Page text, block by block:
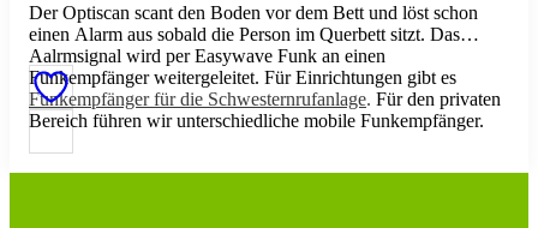
Der Optiscan scant den Boden vor dem Bett und löst schon
einen Alarm aus sobald die Person im Querbett sitzt. Das
Aalrmsignal wird per Easywave Funk an einen
Funkempfänger weitergeleitet. Für Einrichtungen gibt es
Funkempfänger für die Schwesternrufanlage. Für den privaten
Bereich führen wir unterschiedliche mobile Funkempfänger.